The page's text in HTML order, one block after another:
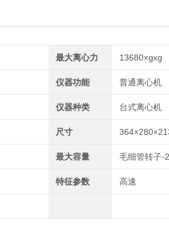
最大离心力 13680×gxg
仪器功能 普通离心机
仪器种类 台式离心机
尺寸
最大容量 毛细管转子-
特征参数 高速